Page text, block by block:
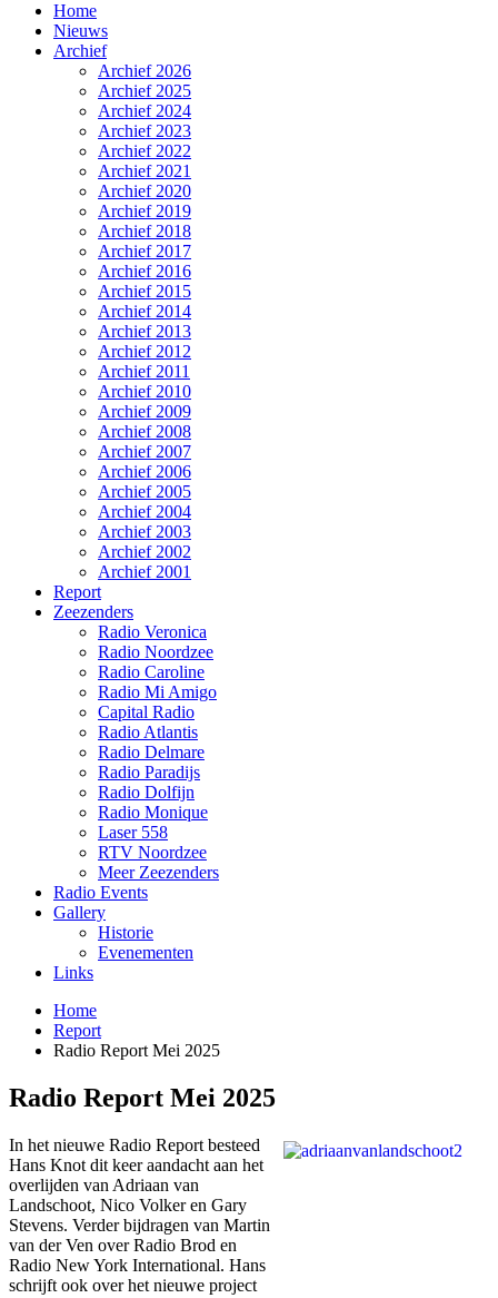
Home
Nieuws
Archief
Archief 2026
Archief 2025
Archief 2024
Archief 2023
Archief 2022
Archief 2021
Archief 2020
Archief 2019
Archief 2018
Archief 2017
Archief 2016
Archief 2015
Archief 2014
Archief 2013
Archief 2012
Archief 2011
Archief 2010
Archief 2009
Archief 2008
Archief 2007
Archief 2006
Archief 2005
Archief 2004
Archief 2003
Archief 2002
Archief 2001
Report
Zeezenders
Radio Veronica
Radio Noordzee
Radio Caroline
Radio Mi Amigo
Capital Radio
Radio Atlantis
Radio Delmare
Radio Paradijs
Radio Dolfijn
Radio Monique
Laser 558
RTV Noordzee
Meer Zeezenders
Radio Events
Gallery
Historie
Evenementen
Links
Home
Report
Radio Report Mei 2025
Radio Report Mei 2025
In het nieuwe Radio Report besteed
Hans Knot dit keer aandacht aan het
overlijden van Adriaan van
Landschoot, Nico Volker en Gary
Stevens. Verder bijdragen van Martin
van der Ven over Radio Brod en
Radio New York International. Hans
schrijft ook over het nieuwe project